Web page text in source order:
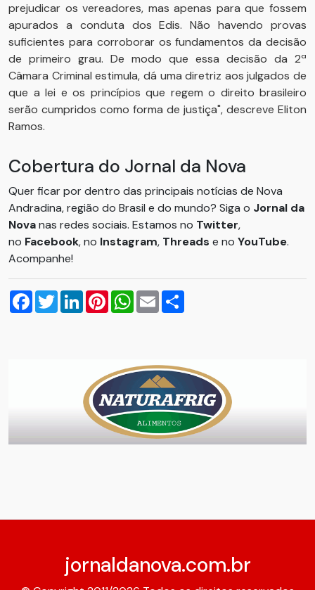
prejudicar os vereadores, mas apenas para que fossem
apurados a conduta dos Edis. Não havendo provas
suficientes para corroborar os fundamentos da decisão
de primeiro grau. De modo que essa decisão da 2ª
Câmara Criminal estimula, dá uma diretriz aos julgados de
que a lei e os princípios que regem o direito brasileiro
serão cumpridos como forma de justiça", descreve Eliton
Ramos.
Cobertura do Jornal da Nova
Quer ficar por dentro das principais notícias de Nova
Andradina, região do Brasil e do mundo? Siga o Jornal da
Novanas redes sociais. Estamos no Twitter,
no Facebook, no Instagram, Threads e no YouTube.
Acompanhe!
Facebook
TwitterLinkedInPinterestWhatsApp
Email
jornaldanova.com.br